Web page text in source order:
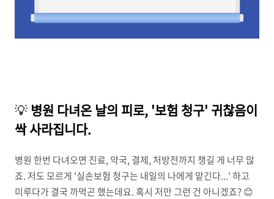
💡 병원 다녀온 날의 피로, '보험 청구' 귀찮음이
싹 사라집니다.
병원 한번 다녀오면 진료, 약국, 결제, 처방전까지 챙길 게 너무 많
죠. 저도 모르게 '실손보험 청구는 내일의 나에게 맡긴다...' 하고
미루다가 결국 까먹곤 했는데요. 혹시 저만 그런 건 아니겠죠? 😊